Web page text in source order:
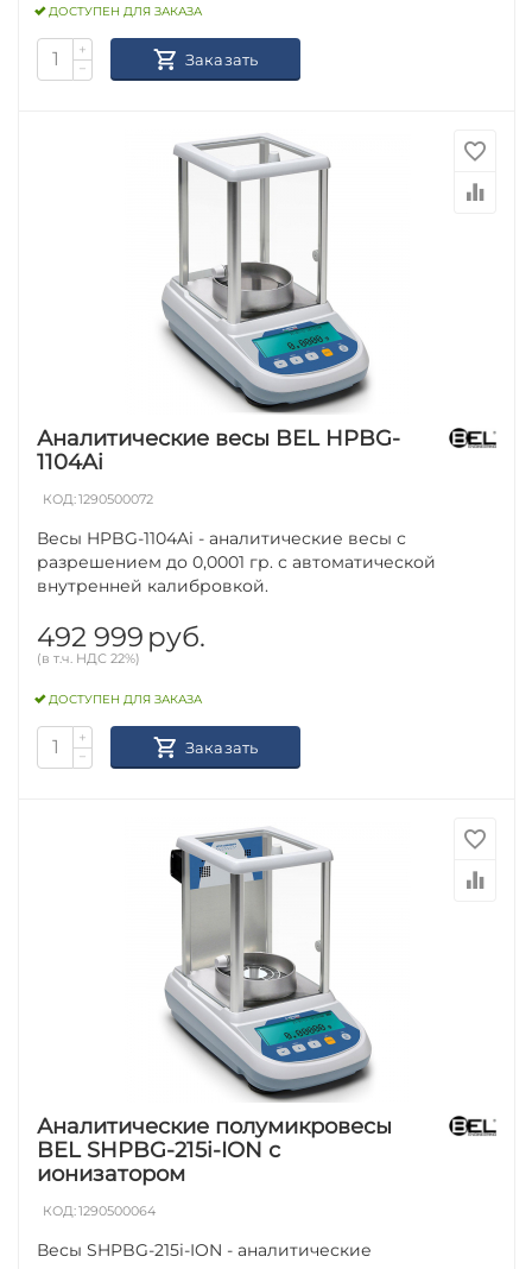
ДОСТУПЕН ДЛЯ ЗАКАЗА
+
−
Заказать
Аналитические весы BEL HPBG-
1104Ai
КОД:1290500072
Весы HPBG-1104Ai - аналитические весы с
разрешением до 0,0001 гр. с автоматической
внутренней калибровкой.
492 999 руб.
(в т.ч. НДС 22%)
ДОСТУПЕН ДЛЯ ЗАКАЗА
+
−
Заказать
Аналитические полумикровесы
BEL SHPBG-215i-ION с
ионизатором
КОД:1290500064
Весы SHPBG-215i-ION - аналитические